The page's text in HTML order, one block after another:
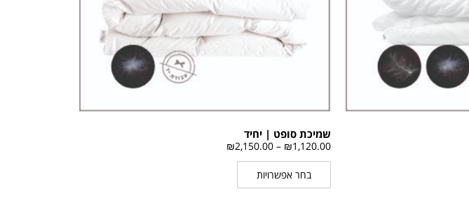
שמיכת סופט | יחיד
₪1,120.00
–
₪2,150.00
בחר אפשרויות